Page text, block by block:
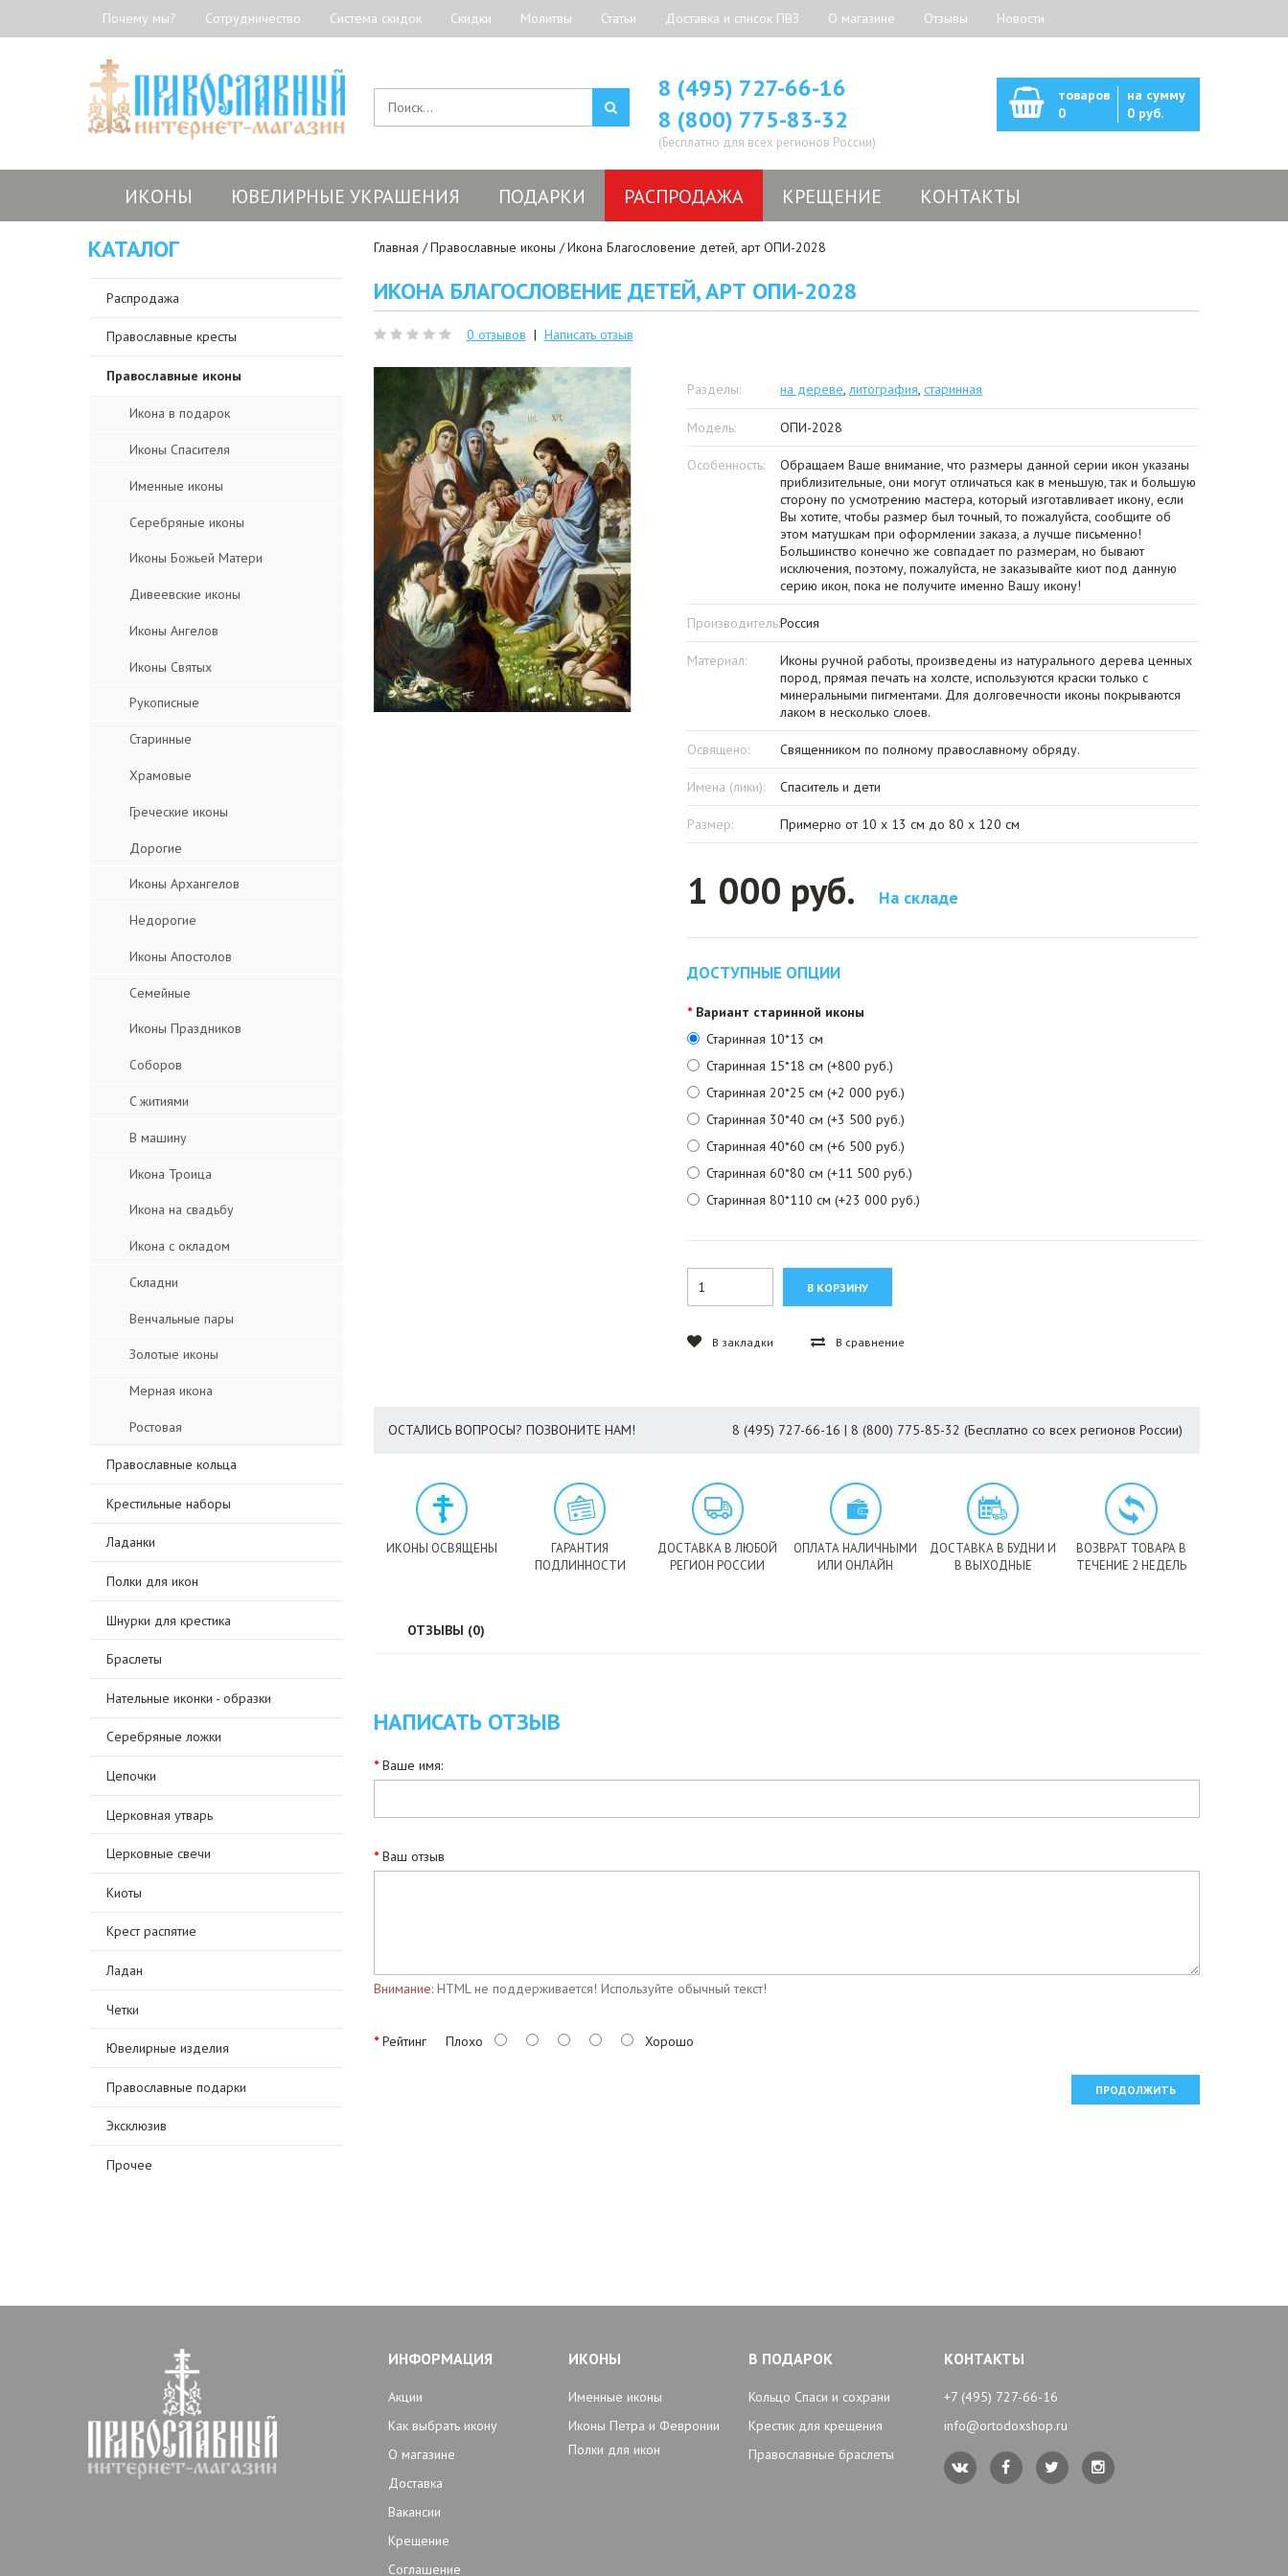
Почему мы? Сотрудничество Система скидок Скидки Молитвы Статьи Доставка и список ПВЗ О магазине Отзывы Новости
8 (495) 727-66-16
8 (800) 775-83-32
(Бесплатно для всех регионов России)
товаров
0
на сумму
0 руб.
ИКОНЫ ЮВЕЛИРНЫЕ УКРАШЕНИЯ ПОДАРКИ РАСПРОДАЖА КРЕЩЕНИЕ КОНТАКТЫ
КАТАЛОГ
Распродажа
Православные кресты
Православные иконы
Икона в подарок
Иконы Спасителя
Именные иконы
Серебряные иконы
Иконы Божьей Матери
Дивеевские иконы
Иконы Ангелов
Иконы Святых
Рукописные
Старинные
Храмовые
Греческие иконы
Дорогие
Иконы Архангелов
Недорогие
Иконы Апостолов
Семейные
Иконы Праздников
Соборов
C житиями
В машину
Икона Троица
Икона на свадьбу
Икона с окладом
Складни
Венчальные пары
Золотые иконы
Мерная икона
Ростовая
Православные кольца
Крестильные наборы
Ладанки
Полки для икон
Шнурки для крестика
Браслеты
Нательные иконки - образки
Серебряные ложки
Цепочки
Церковная утварь
Церковные свечи
Киоты
Крест распятие
Ладан
Четки
Ювелирные изделия
Православные подарки
Эксклюзив
Прочее
Главная Православные иконы Икона Благословение детей, арт ОПИ-2028
ИКОНА БЛАГОСЛОВЕНИЕ ДЕТЕЙ, АРТ ОПИ-2028
0 отзывов | Написать отзыв
Разделы: на дереве, литография, старинная
Модель: ОПИ-2028
Особенность:
Обращаем Ваше внимание, что размеры данной серии икон указаны
приблизительные, они могут отличаться как в меньшую, так и большую
сторону по усмотрению мастера, который изготавливает икону, если
Вы хотите, чтобы размер был точный, то пожалуйста, сообщите об
этом матушкам при оформлении заказа, а лучше письменно!
Большинство конечно же совпадает по размерам, но бывают
исключения, поэтому, пожалуйста, не заказывайте киот под данную
серию икон, пока не получите именно Вашу икону!
Производитель:Россия
Материал:
Иконы ручной работы, произведены из натурального дерева ценных
пород, прямая печать на холсте, используются краски только с
минеральными пигментами. Для долговечности иконы покрываются
лаком в несколько слоев.
Освящено: Священником по полному православному обряду.
Имена (лики): Спаситель и дети
Размер: Примерно от 10 x 13 см до 80 x 120 см
1 000 руб. На складе
ДОСТУПНЫЕ ОПЦИИ
Вариант старинной иконы
Старинная 10*13 см
Старинная 15*18 см (+800 руб.)
Старинная 20*25 см (+2 000 руб.)
Старинная 30*40 см (+3 500 руб.)
Старинная 40*60 см (+6 500 руб.)
Старинная 60*80 см (+11 500 руб.)
Старинная 80*110 см (+23 000 руб.)
В закладки В сравнение
ОСТАЛИСЬ ВОПРОСЫ? ПОЗВОНИТЕ НАМ! 8 (495) 727-66-16 | 8 (800) 775-85-32 (Бесплатно со всех регионов России)
ИКОНЫ ОСВЯЩЕНЫ
ГАРАНТИЯ
ПОДЛИННОСТИ
ДОСТАВКА В ЛЮБОЙ
РЕГИОН РОССИИ
ОПЛАТА НАЛИЧНЫМИ
ИЛИ ОНЛАЙН
ДОСТАВКА В БУДНИ И
В ВЫХОДНЫЕ
ВОЗВРАТ ТОВАРА В
ТЕЧЕНИЕ 2 НЕДЕЛЬ
ОТЗЫВЫ (0)
НАПИСАТЬ ОТЗЫВ
Ваше имя:
Ваш отзыв
Внимание:HTML не поддерживается! Используйте обычный текст!
РейтингПлохо Хорошо
ПРОДОЛЖИТЬ
ИНФОРМАЦИЯ
Акции
Как выбрать икону
О магазине
Доставка
Вакансии
Крещение
Соглашение
ИКОНЫ
Именные иконы
Иконы Петра и Февронии
Полки для икон
В ПОДАРОК
Кольцо Спаси и сохрани
Крестик для крещения
Православные браслеты
КОНТАКТЫ
+7 (495) 727-66-16
info@ortodoxshop.ru